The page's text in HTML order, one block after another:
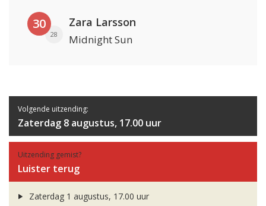
30
28
Zara Larsson
Midnight Sun
Volgende uitzending:
Zaterdag 8 augustus, 17.00 uur
Uitzending gemist?
Luister terug
Zaterdag 1 augustus, 17.00 uur